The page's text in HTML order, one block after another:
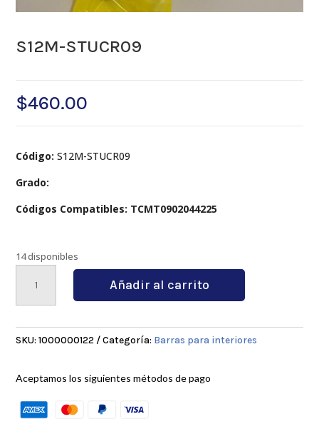
S12M-STUCR09
$460.00
Código: S12M-STUCR09
Grado:
Códigos Compatibles: TCMT0902044225
14 disponibles
STUCR09
cantidad
Añadir al carrito
SKU:1000000122 Categoría: Barras para interiores
Aceptamos los siguientes métodos de pago